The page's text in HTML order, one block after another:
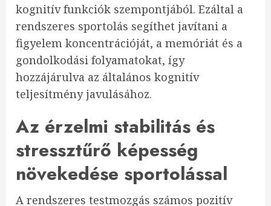
kognitív funkciók szempontjából. Ezáltal a
rendszeres sportolás segíthet javítani a
figyelem koncentrációját, a memóriát és a
gondolkodási folyamatokat, így
hozzájárulva az általános kognitív
teljesítmény javulásához.
Az érzelmi stabilitás és
stressztűrő képesség
növekedése sportolással
A rendszeres testmozgás számos pozitív